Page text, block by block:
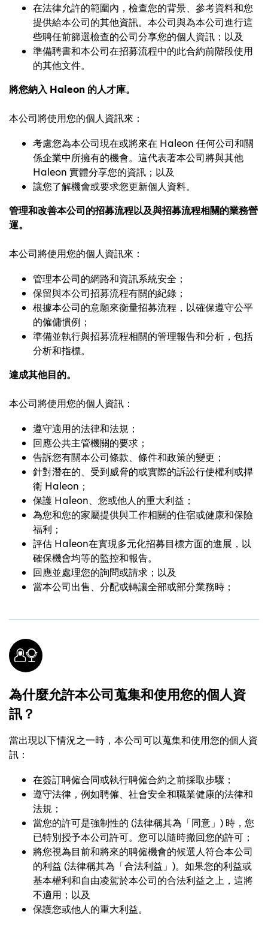
在法律允許的範圍內，檢查您的背景、參考資料和您
提供給本公司的其他資訊。本公司與為本公司進行這
些聘任前篩選檢查的公司分享您的個人資訊；以及
準備聘書和本公司在招募流程中的此合約前階段使用
的其他文件。
將您納入 Haleon 的人才庫。
本公司將使用您的個人資訊來：
考慮您為本公司現在或將來在 Haleon 任何公司和關
係企業中所擁有的機會。這代表著本公司將與其他
Haleon 實體分享您的資訊；以及
讓您了解機會或要求您更新個人資料。
管理和改善本公司的招募流程以及與招募流程相關的業務營
運。
本公司將使用您的個人資訊來：
管理本公司的網路和資訊系統安全；
保留與本公司招募流程有關的紀錄；
根據本公司的意願來衡量招募流程，以確保遵守公平
的僱傭慣例；
準備並執行與招募流程相關的管理報告和分析，包括
分析和指標。
達成其他目的。
本公司將使用您的個人資訊：
遵守適用的法律和法規；
回應公共主管機關的要求；
告訴您有關本公司條款、條件和政策的變更；
針對潛在的、受到威脅的或實際的訴訟行使權利或捍
衛 Haleon；
保護 Haleon、您或他人的重大利益；
為您和您的家屬提供與工作相關的住宿或健康和保險
福利；
評估 Haleon在實現多元化招募目標方面的進展，以
確保機會均等的監控和報告。
回應並處理您的詢問或請求；以及
當本公司出售、分配或轉讓全部或部分業務時；
為什麼允許本公司蒐集和使用您的個人資
訊？
當出現以下情況之一時，本公司可以蒐集和使用您的個人資
訊：
在簽訂聘僱合同或執行聘僱合約之前採取步驟；
遵守法律，例如聘僱、社會安全和職業健康的法律和
法規；
當您的許可是強制性的 (法律稱其為「同意」) 時，您
已特別授予本公司許可。您可以隨時撤回您的許可；
將您視為目前和將來的聘僱機會的候選人符合本公司
的利益 (法律稱其為「合法利益」)。如果您的利益或
基本權利和自由凌駕於本公司的合法利益之上，這將
不適用；以及
保護您或他人的重大利益。